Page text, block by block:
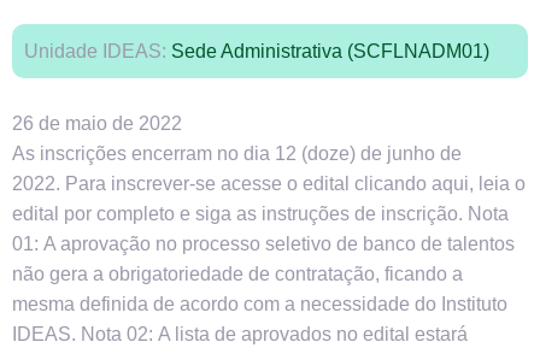
Unidade IDEAS: Sede Administrativa (SCFLNADM01)
26 de maio de 2022
As inscrições encerram no dia 12 (doze) de junho de
2022. Para inscrever-se acesse o edital clicando aqui, leia o
edital por completo e siga as instruções de inscrição. Nota
01: A aprovação no processo seletivo de banco de talentos
não gera a obrigatoriedade de contratação, ficando a
mesma definida de acordo com a necessidade do Instituto
IDEAS. Nota 02: A lista de aprovados no edital estará